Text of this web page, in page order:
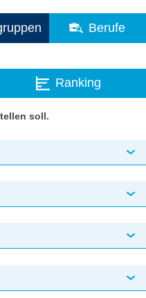
Berufe
Ranking
soll.